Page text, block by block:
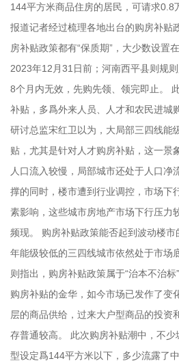
144平方米商品住房的居民，可请求0.8
报道记者经过梳理各地出台的购房补贴
房补贴政策都有“保质期”，大少数设置
2023年12月31日前；河南西平县则规
8个月内无效，先购先领、领完即止。
补贴，多爲外来人员、人才和农民进城
研讨总监宋红卫以为，大局部三四线能
贴，尤其是针对人才购房补贴，这一景
人口流入较慢，局部城市还处于人口净
撑的同时，楼市遭到行业调控，市场下
素影响，这些城市房地产市场下行压力
频现。 购房补贴政策能否起到波动楼
年能级较低的三四线城市依然处于市场
则指出，购房补贴政策属于“治本不治
购房补贴的金华，如今市场已发作了变
层的商品供给，过来大户型商品的投资
存普通较高。 此次购房补贴潮中，不
型设定爲144平方米以下，多少流露了